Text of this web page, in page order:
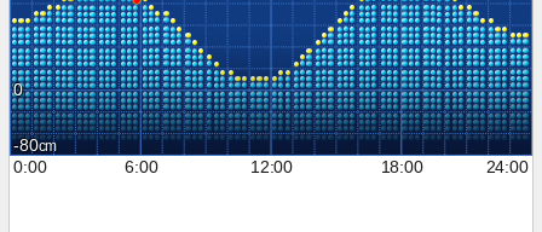
0
-80
0:00
6:00 12:00 18:00 24:00